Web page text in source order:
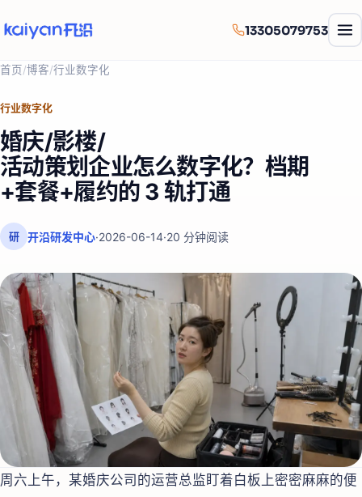
13305079753
首页/博客/行业数字化
行业数字化
婚庆/影楼/
活动策划企业怎么数字化？档期
+套餐+履约的 3 轨打通
研 开沿研发中心·2026-06-14·20 分钟阅读
周六上午，某婚庆公司的运营总监盯着白板上密密麻麻的便